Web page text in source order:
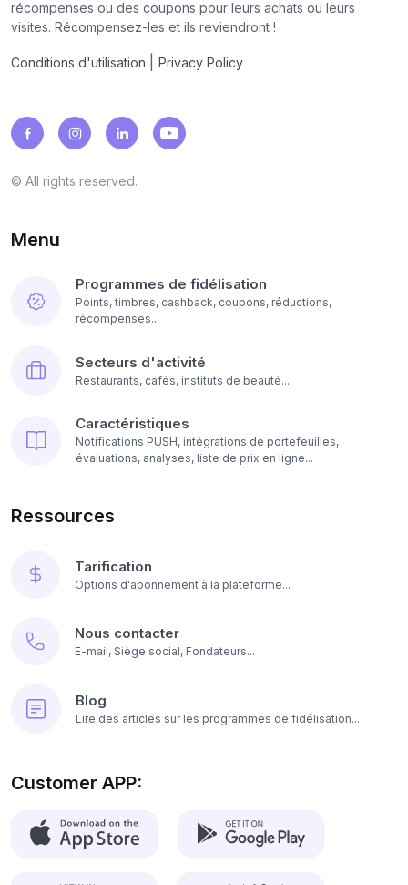
récompenses ou des coupons pour leurs achats ou leurs
visites. Récompensez-les et ils reviendront !
Conditions d'utilisation Privacy Policy
© All rights reserved.
Menu
Programmes de fidélisation
Points, timbres, cashback, coupons, réductions,
récompenses...
Secteurs d'activité
Restaurants, cafés, instituts de beauté...
Caractéristiques
Notifications PUSH, intégrations de portefeuilles,
évaluations, analyses, liste de prix en ligne...
Ressources
Tarification
Options d'abonnement à la plateforme...
Nous contacter
E-mail, Siège social, Fondateurs...
Blog
Lire des articles sur les programmes de fidélisation...
Customer APP: